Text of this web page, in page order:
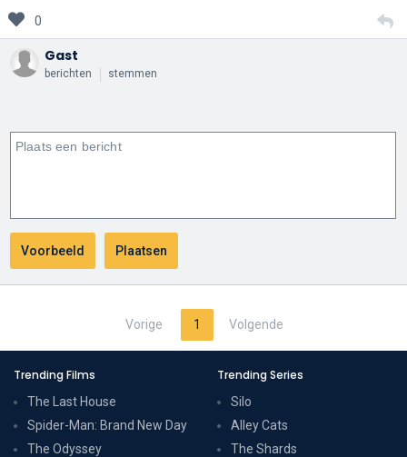
0
Gast
berichten stemmen
Vorige 1 Volgende
Trending Films
The Last House
Spider-Man: Brand New Day
The Odyssey
Trending Series
Silo
Alley Cats
The Shards